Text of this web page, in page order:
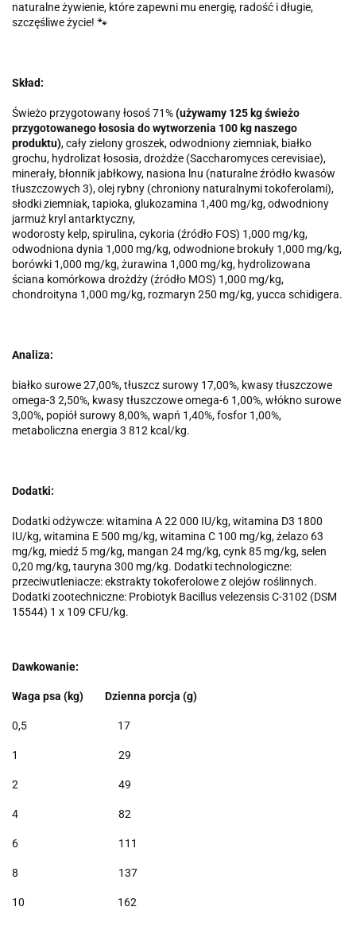
naturalne żywienie, które zapewni mu energię, radość i długie,
szczęśliwe życie! 🐾
Skład:
Świeżo przygotowany łosoś 71%(używamy 125 kg świeżo
przygotowanego łososia do wytworzenia 100 kg naszego
produktu), cały zielony groszek, odwodniony ziemniak, białko
grochu, hydrolizat łososia, drożdże (Saccharomyces cerevisiae),
minerały, błonnik jabłkowy, nasiona lnu (naturalneźródło kwasów
tłuszczowych 3), olej rybny (chroniony naturalnymi tokoferolami),
słodki ziemniak, tapioka, glukozamina 1,400 mg/kg, odwodniony
jarmuż kryl antarktyczny,
wodorosty kelp, spirulina, cykoria (źródło FOS) 1,000 mg/kg,
odwodniona dynia 1,000 mg/kg, odwodnione brokuły 1,000 mg/kg,
borówki 1,000 mg/kg,żurawina 1,000 mg/kg, hydrolizowana
ściana komórkowa drożdży (źródło MOS) 1,000 mg/kg,
chondroityna 1,000 mg/kg, rozmaryn 250 mg/kg, yucca schidigera.
Analiza:
białko surowe 27,00%, tłuszcz surowy 17,00%, kwasy tłuszczowe
omega-3 2,50%, kwasy tłuszczowe omega-6 1,00%, włókno surowe
3,00%, popiół surowy 8,00%, wapń 1,40%, fosfor 1,00%,
metaboliczna energia 3 812 kcal/kg.
Dodatki:
Dodatki odżywcze: witamina A 22 000 IU/kg, witamina D3 1800
IU/kg, witamina E 500 mg/kg, witamina C 100 mg/kg, żelazo 63
mg/kg, miedź 5 mg/kg, mangan 24 mg/kg, cynk 85 mg/kg, selen
0,20 mg/kg, tauryna 300 mg/kg. Dodatki technologiczne:
przeciwutleniacze: ekstrakty tokoferolowe z olejów roślinnych.
Dodatki zootechniczne: Probiotyk Bacillus velezensis C-3102 (DSM
15544) 1 x 109 CFU/kg.
Dawkowanie:
Waga psa (kg) Dzienna porcja (g)
0,5 17
1 29
2 49
4 82
6 111
8 137
10 162